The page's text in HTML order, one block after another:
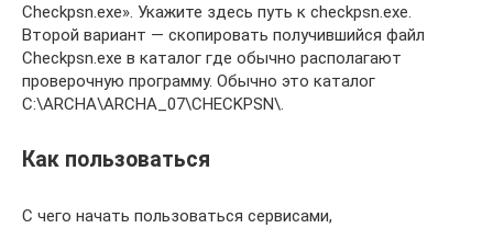
Сheckpsn.exe». Укажите здесь путь к checkpsn.exe.
Второй вариант — скопировать получившийся файл
Сheckpsn.exe в каталог где обычно располагают
проверочную программу. Обычно это каталог
C:\ARCHA\ARCHA_07\CHECKPSN\.
Как пользоваться
С чего начать пользоваться сервисами,